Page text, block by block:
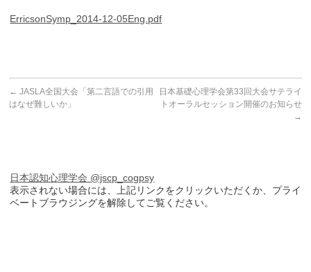
ErricsonSymp_2014-12-05Eng.pdf
← JASLA全国大会「第二言語での引用
はなぜ難しいか」
日本基礎心理学会第33回大会サテライ
トオーラルセッション開催のお知らせ
→
日本認知心理学会 @jscp_cogpsy
表示されない場合には、上記リンクをクリックいただくか、プライ
ベートブラウジングを解除してご覧ください。